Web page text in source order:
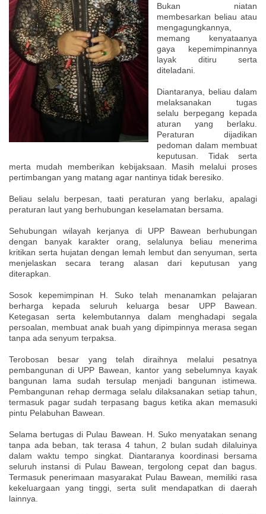
Bukan niatan
membesarkan beliau atau
mengagungkannya,
memang kenyataanya
gaya kepemimpinannya
layak ditiru serta
diteladani.
Diantaranya, beliau dalam
melaksanakan tugas
selalu berpegang kepada
aturan yang berlaku.
Peraturan dijadikan
pedoman dalam membuat
keputusan. Tidak serta
merta mudah memberikan kebijaksaan. Masih melalui proses
pertimbangan yang matang agar nantinya tidak beresiko.
Beliau selalu berpesan, taati peraturan yang berlaku, apalagi
peraturan laut yang berhubungan keselamatan bersama.
Sehubungan wilayah kerjanya di UPP Bawean berhubungan
dengan banyak karakter orang, selalunya beliau menerima
kritikan serta hujatan dengan lemah lembut dan senyuman, serta
menjelaskan secara terang alasan dari keputusan yang
diterapkan.
Sosok kepemimpinan H. Suko telah menanamkan pelajaran
berharga kepada seluruh keluarga besar UPP Bawean.
Ketegasan serta kelembutannya dalam menghadapi segala
persoalan, membuat anak buah yang dipimpinnya merasa segan
tanpa ada senyum terpaksa.
Terobosan besar yang telah diraihnya melalui pesatnya
pembangunan di UPP Bawean, kantor yang sebelumnya kayak
bangunan lama sudah tersulap menjadi bangunan istimewa.
Pembangunan rehap dermaga selalu dilaksanakan setiap tahun,
termasuk pagar sudah terpasang bagus ketika akan memasuki
pintu Pelabuhan Bawean.
Selama bertugas di Pulau Bawean. H. Suko menyatakan senang
tanpa ada beban, tak terasa 4 tahun, 2 bulan sudah dilaluinya
dalam waktu tempo singkat. Diantaranya koordinasi bersama
seluruh instansi di Pulau Bawean, tergolong cepat dan bagus.
Termasuk penerimaan masyarakat Pulau Bawean, memiliki rasa
kekeluargaan yang tinggi, serta sulit mendapatkan di daerah
lainnya.